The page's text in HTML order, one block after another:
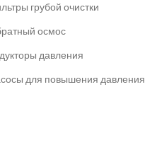
грубой очистки
осмос
давления
для повышения давления